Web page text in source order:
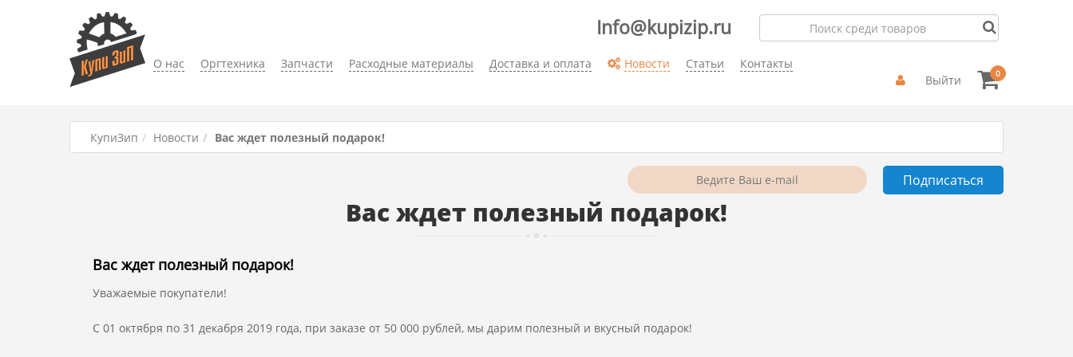
О нас Оргтехника Запчасти Расходные материалы Доставка и оплата Новости Статьи Контакты
Info@kupizip.ru
Выйти 0
КупиЗип Новости Вас ждет полезный подарок!
Вас ждет полезный подарок!
Вас ждет полезный подарок!
Уважаемые покупатели!
С 01 октября по 31 декабря 2019 года, при заказе от 50 000 рублей, мы дарим полезный и вкусный подарок!